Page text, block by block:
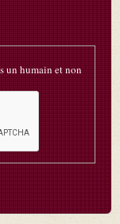
un humain et non